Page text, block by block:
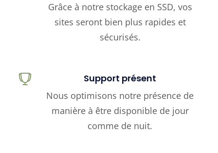
Grâce à notre stockage en SSD, vos
sites seront bien plus rapides et
sécurisés.
Support présent
Nous optimisons notre présence de
manière à être disponible de jour
comme de nuit.